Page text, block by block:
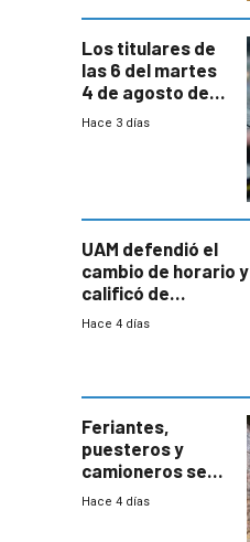
Los titulares de
las 6 del martes
4 de agosto de
2026
Hace 3 días
UAM defendió el
cambio de horario y
calificó de
“desproporcionado”
Hace 4 días
Feriantes,
puesteros y
camioneros se
movilizaron en
Hace 4 días